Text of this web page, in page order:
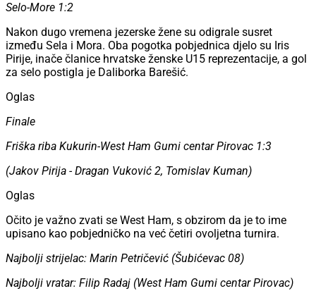
Selo-More 1:2
Nakon dugo vremena jezerske žene su odigrale susret
između Sela i Mora. Oba pogotka pobjednica djelo su Iris
Pirije, inače članice hrvatske ženske U15 reprezentacije, a gol
za selo postigla je Daliborka Barešić.
Oglas
Finale
Friška riba Kukurin-West Ham Gumi centar Pirovac 1:3
(Jakov Pirija - Dragan Vuković 2, Tomislav Kuman)
Oglas
Očito je važno zvati se West Ham, s obzirom da je to ime
upisano kao pobjedničko na već četiri ovoljetna turnira.
Najbolji strijelac: Marin Petričević (Šubićevac 08)
Najbolji vratar: Filip Radaj (West Ham Gumi centar Pirovac)